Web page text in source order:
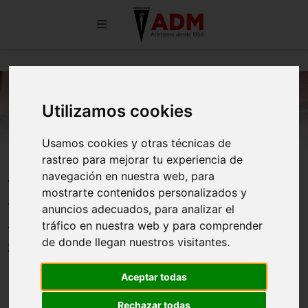
Utilizamos cookies
Usamos cookies y otras técnicas de
rastreo para mejorar tu experiencia de
navegación en nuestra web, para
mostrarte contenidos personalizados y
anuncios adecuados, para analizar el
tráfico en nuestra web y para comprender
de donde llegan nuestros visitantes.
Aceptar todas
Rechazar todas
CASTELLÓN PONE EN JUEGO
LOS TITULOS NACIONALES SUB-
18 AL AIRE LIBRE CON 23
ATLETAS ADM EN LIZA